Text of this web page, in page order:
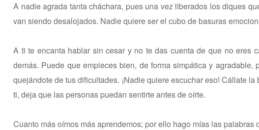
A nadie agrada tanta cháchara, pues una vez liberados los diques
van siendo desalojados. Nadie quiere ser el cubo de basuras
A ti te encanta hablar sin cesar y no te das cuenta de que no eres
demás. Puede que empieces bien, de forma simpática y
quejándote de tus dificultades. ¡Nadie quiere escuchar eso! Cállate
ti, deja que las personas puedan sentirte antes de oírte.
Cuanto más oímos más aprendemos; por ello hago mías las palabras